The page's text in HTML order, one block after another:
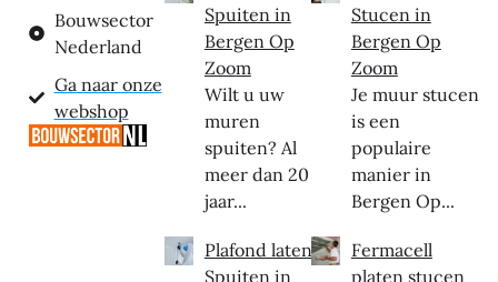
Bouwsector
Nederland
Ga naar onze
webshop
Spuiten in
Bergen Op
Zoom
Wilt u uw
muren
spuiten? Al
meer dan 20
jaar...
Plafond laten
Spuiten in
Stucen in
Bergen Op
Zoom
Je muur stucen
is een
populaire
manier in
Bergen Op...
Fermacell
platen stucen